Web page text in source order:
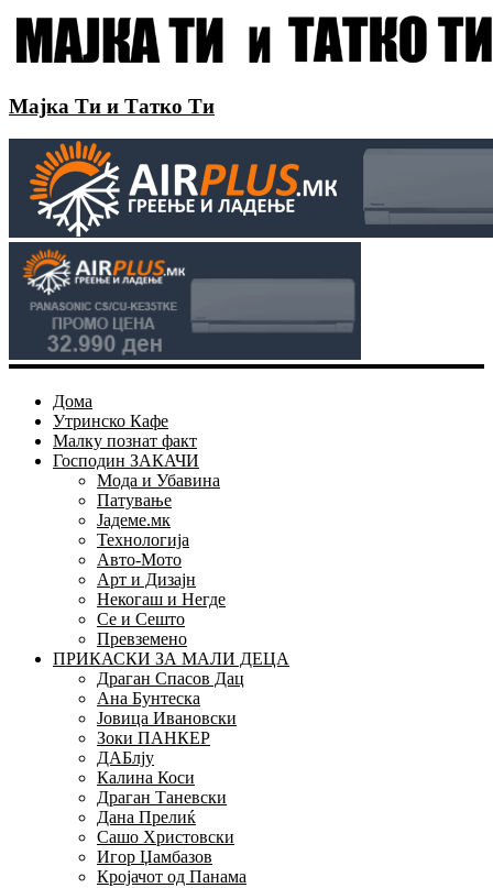
Мајка Ти и Татко Ти
Дома
Утринско Кафе
Малку познат факт
Господин ЗАКАЧИ
Мода и Убавина
Патување
Јадеме.мк
Технологија
Авто-Мото
Арт и Дизајн
Некогаш и Негде
Се и Сешто
Превземено
ПРИКАСКИ ЗА МАЛИ ДЕЦА
Драган Спасов Дац
Ана Бунтеска
Јовица Ивановски
Зоки ПАНКЕР
ДАБлју
Калина Коси
Драган Таневски
Дана Прелиќ
Сашо Христовски
Игор Џамбазов
Кројачот од Панама